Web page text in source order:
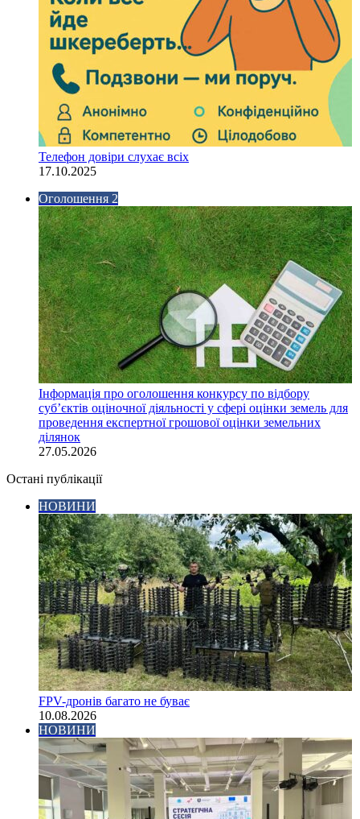
Телефон довіри слухає всіх
17.10.2025
Оголошення 2
Інформація про оголошення конкурсу по відбору
суб’єктів оціночної діяльності у сфері оцінки земель для
проведення експертної грошової оцінки земельних
ділянок
27.05.2026
Остані публікації
НОВИНИ
FPV-дронів багато не буває
10.08.2026
НОВИНИ